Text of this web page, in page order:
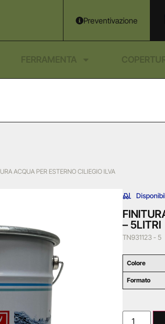
Preventivazione
FERRAMENTA
ACQUA PER ESTERNO CILIEGIO ILVA
– 5LITRI
TN931123 - 5
Colore
Formato